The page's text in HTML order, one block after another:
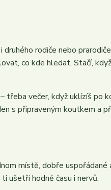
rodiče nebo
co kde hledat. Stačí,
třeba večer, když uklízíš po
s připraveným koutkem a
místě, dobře uspořádané
ušetří hodně času i nervů.